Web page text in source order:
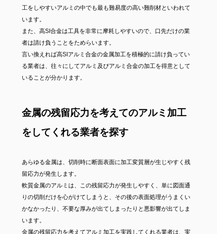
工をしやすいアルミの中でも最も難易度の高い難削材といわれて
います。
また、高SI合金は工具を非常に摩耗しやすいので、口先だけの業
者は請け負うことをためらいます。
言い換えれば高SIアルミ合金の金属加工を積極的に請け負ってい
る業者は、往々にしてアルミ及びアルミ合金の加工を得意として
いることが分かります。
金属の残留応力を考えてのアルミ加工
をしてくれる業者を探す
あらゆる金属は、切削時に断面表面に加工変質層が生じやすく残
留応力が発生します。
軟質金属のアルミは、この残留応力が発生しやすく、単に図面通
りの切削だけを心がけてしまうと、その後の表面処理がうまくい
かなかったり、不要な厚みが出てしまったりと悪影響が出てしま
います。
金属の残留応力を考えてアルミ加工を実践してくれる業者は、実